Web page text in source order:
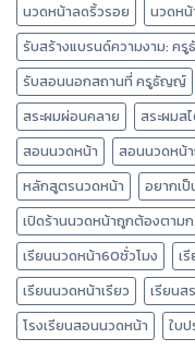
นวดหน้าลดริ้วรอย
นวดหน้
รับสร้างแบรนด์ความงาม: ค
รับสอนนอกสถานที่ ครูธัญญ์
สระผมผ่อนคลาย
สระผมส
สอนนวดหน้า
สอนนวดหน้
หลักสูตรนวดหน้า
อยากเป็
เปิดร้านนวดหน้าถูกต้องตาม
เรียนนวดหน้า60ชั่วโมง
เ
เรียนนวดหน้าเรียว
เรียนส
โรงเรียนสอนนวดหน้า
ใบ